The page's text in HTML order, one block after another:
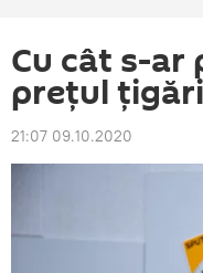
Cu cât s-ar
prețul
21:07 09.10.2020